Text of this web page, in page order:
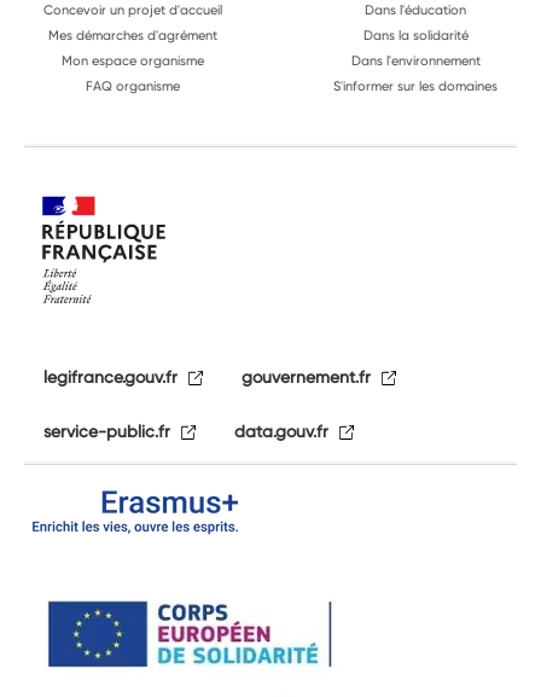
Concevoir un projet d'accueil
Mes démarches d'agrément
Mon espace organisme
FAQ organisme
Dans l'éducation
Dans la solidarité
Dans l'environnement
S'informer sur les domaines
legifrance.gouv.fr gouvernement.fr
service-public.fr data.gouv.fr